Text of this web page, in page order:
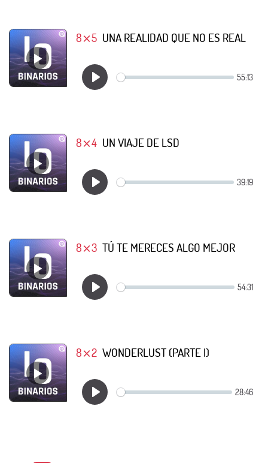
8⨯5 UNA REALIDAD QUE NO ES REAL
8⨯4 UN VIAJE DE LSD
8⨯3 TÚ TE MERECES ALGO MEJOR
8⨯2 WONDERLUST (PARTE I)